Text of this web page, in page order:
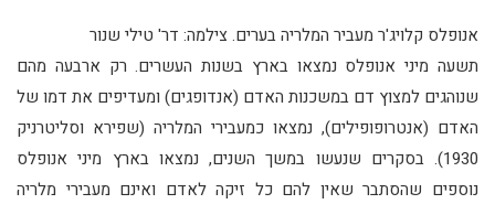
אנופלס קלויג'ר מעביר המלריה בערים. צילמה: דר' טילי שנור
תשעה מיני אנופלס נמצאו בארץ בשנות העשרים. רק ארבעה מהם
שנוהגים למצוץ דם במשכנות האדם (אנדופגים) ומעדיפים את דמו של
האדם (אנטרופופילים), נמצאו כמעבירי המלריה (שפירא וסליטרניק
1930). בסקרים שנעשו במשך השנים, נמצאו בארץ מיני אנופלס
נוספים שהסתבר שאין להם כל זיקה לאדם ואינם מעבירי מלריה